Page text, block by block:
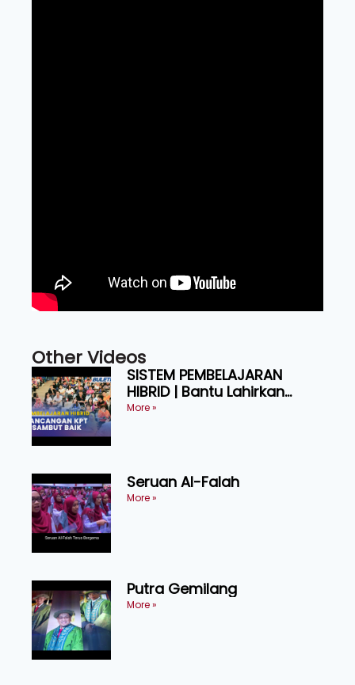
Other Videos
SISTEM PEMBELAJARAN
HIBRID | Bantu Lahirkan
Graduan Cekap, Berdaya
More »
Seruan Al-Falah
More »
Putra Gemilang
More »